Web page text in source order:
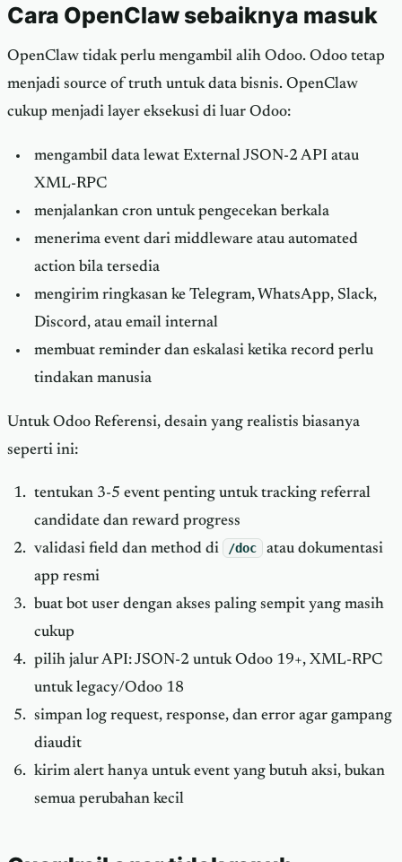
Cara OpenClaw sebaiknya masuk
OpenClaw tidak perlu mengambil alih Odoo. Odoo tetap
menjadi source of truth untuk data bisnis. OpenClaw
cukup menjadi layer eksekusi di luar Odoo:
mengambil data lewat External JSON-2 API atau
XML-RPC
menjalankan cron untuk pengecekan berkala
menerima event dari middleware atau automated
action bila tersedia
mengirim ringkasan ke Telegram, WhatsApp, Slack,
Discord, atau email internal
membuat reminder dan eskalasi ketika record perlu
tindakan manusia
Untuk Odoo Referensi, desain yang realistis biasanya
seperti ini:
tentukan 3-5 event penting untuk tracking referral
candidate dan reward progress
validasi field dan method di
/doc
atau dokumentasi
app resmi
buat bot user dengan akses paling sempit yang masih
cukup
pilih jalur API: JSON-2 untuk Odoo 19+, XML-RPC
untuk legacy/Odoo 18
simpan log request, response, dan error agar gampang
diaudit
kirim alert hanya untuk event yang butuh aksi, bukan
semua perubahan kecil